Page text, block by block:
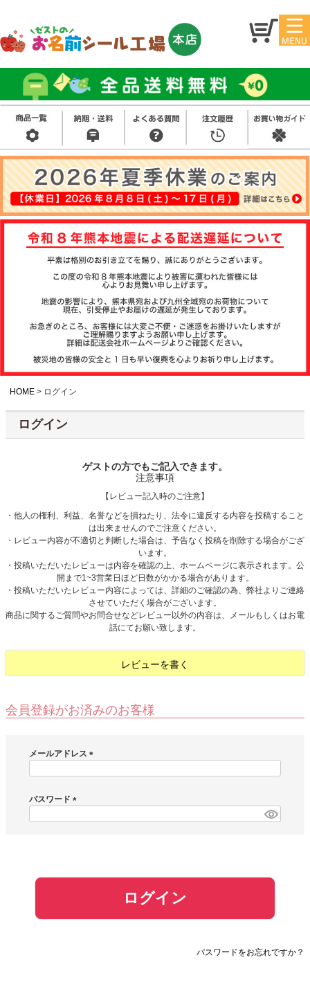
マイ
ジ
お名
前シ
ール
アイ
ロン
シー
ル
お買
い得
セッ
ト
スタ
ンプ
その
他
注文履歴
について
会社概要
お客様へのお知
HOME ログイン
ログイン
ゲストの方でもご記入できます。
注意事項
【レビュー記入時のご注意】
・他人の権利、利益、名誉などを損ねたり、法令に違反する内容を投稿すること
は出来ませんのでご注意ください。
・レビュー内容が不適切と判断した場合は、予告なく投稿を削除する場合がござ
います。
・投稿いただいたレビューは内容を確認の上、ホームページに表示されます。公
開まで1~3営業日ほど日数がかかる場合があります。
・投稿いただいたレビュー内容によっては、詳細のご確認の為、弊社よりご連絡
させていただく場合がございます。
商品に関するご質問やお問合せなどレビュー以外の内容は、メールもしくはお電
話にてお願い致します。
レビューを書く
会員登録がお済みのお客様
メールアドレス
)
パスワード
ログイン
パスワードをお忘れですか？